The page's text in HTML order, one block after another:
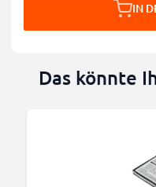
IN
Das könnte